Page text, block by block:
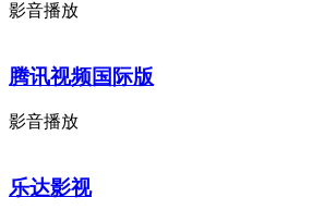
影音播放
腾讯视频国际版
影音播放
乐达影视